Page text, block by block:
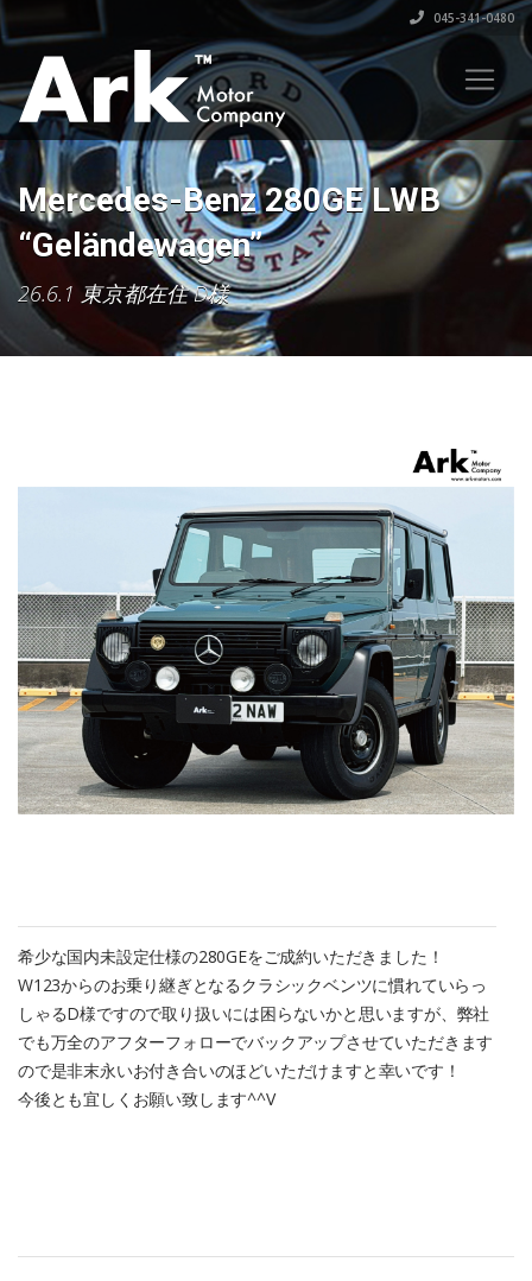
045-341-0480
Mercedes-Benz 280GE LWB
“Geländewagen”
26.6.1 東京都在住 D様
希少な国内未設定仕様の280GEをご成約いただきました！
W123からのお乗り継ぎとなるクラシックベンツに慣れていらっ
しゃるD様ですので取り扱いには困らないかと思いますが、弊社
でも万全のアフターフォローでバックアップさせていただきます
ので是非末永いお付き合いのほどいただけますと幸いです！
今後とも宜しくお願い致します^^V